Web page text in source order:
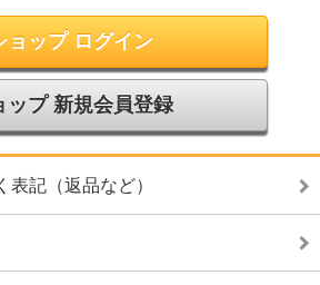
ョップ ログイン
ップ 新規会員登録
記（返品など）